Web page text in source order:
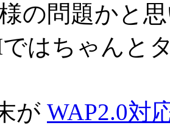
の問題かと
ではちゃんと
が WAP2.0対